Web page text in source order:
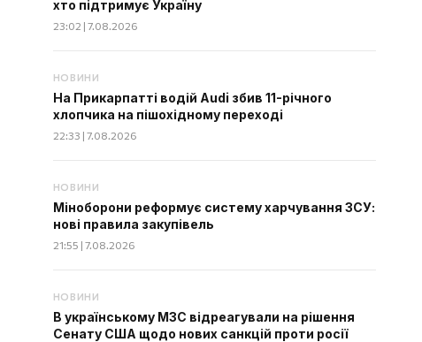
хто підтримує Україну
23:02 | 7.08.2026
НОВИНИ
На Прикарпатті водій Audi збив 11-річного
хлопчика на пішохідному переході
22:33 | 7.08.2026
НОВИНИ
Міноборони реформує систему харчування ЗСУ:
нові правила закупівель
21:55 | 7.08.2026
НОВИНИ
В українському МЗС відреагували на рішення
Сенату США щодо нових санкцій проти росії